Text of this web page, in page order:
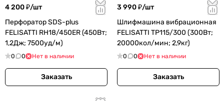
4 200 ₽/шт
Перфоратор SDS-plus
FELISATTI RH18/450ER (450Вт;
1,2Дж; 7500уд/м)
0 0 Нет в наличии
Заказать
3 990 ₽/шт
Шлифмашина вибрационная
FELISATTI TP115/300 (300Вт;
20000кол/мин; 2,9кг)
0 0 Нет в наличии
Заказать